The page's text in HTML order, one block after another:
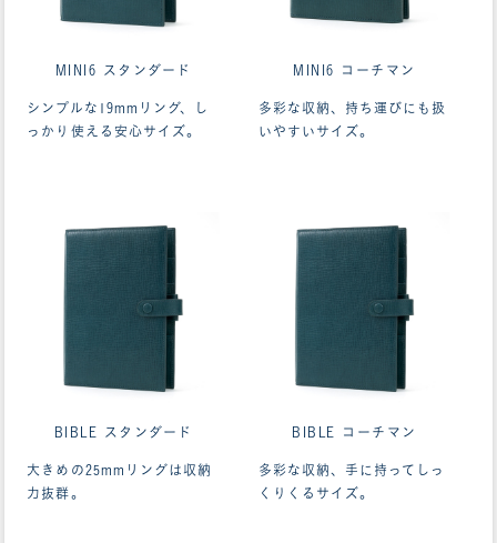
MINI6 スタンダード
シンプルな19mmリング、し
っかり使える安心サイズ。
MINI6 コーチマン
多彩な収納、持ち運びにも扱
いやすいサイズ。
BIBLE スタンダード
大きめの25mmリングは収納
力抜群。
BIBLE コーチマン
多彩な収納、手に持ってしっ
くりくるサイズ。